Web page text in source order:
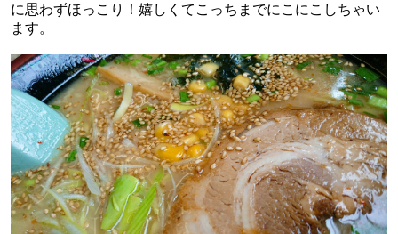
に思わずほっこり！嬉しくてこっちまでにこにこしちゃい
ます。